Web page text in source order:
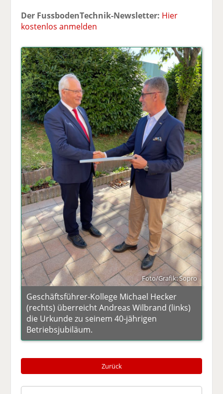
Der FussbodenTechnik-Newsletter: Hier
kostenlos anmelden
Foto/Grafik: Sopro
Geschäftsführer-Kollege Michael Hecker
(rechts) überreicht Andreas Wilbrand (links)
die Urkunde zu seinem 40-jährigen
Betriebsjubiläum.
Zurück